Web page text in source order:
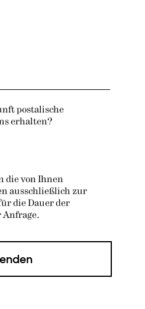
postalische
erhalten?
die von Ihnen
ausschließlich zur
die Dauer der
Anfrage.